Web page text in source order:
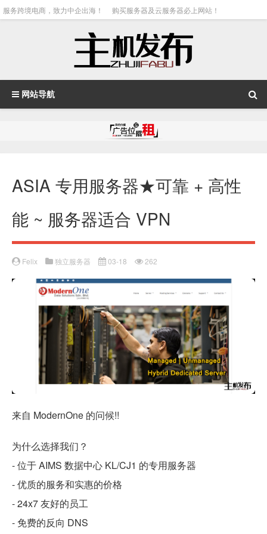
服务跨境电商，致力中企出海！ 购买服务器及云服务器必上网站！
网站导航
ASIA 专用服务器★可靠 + 高性
能 ~ 服务器适合 VPN
Felix 独立服务器 03-18 262
来自 ModernOne 的问候!!
为什么选择我们？
- 位于 AIMS 数据中心 KL/CJ1 的专用服务器
- 优质的服务和实惠的价格
- 24x7 友好的员工
- 免费的反向 DNS